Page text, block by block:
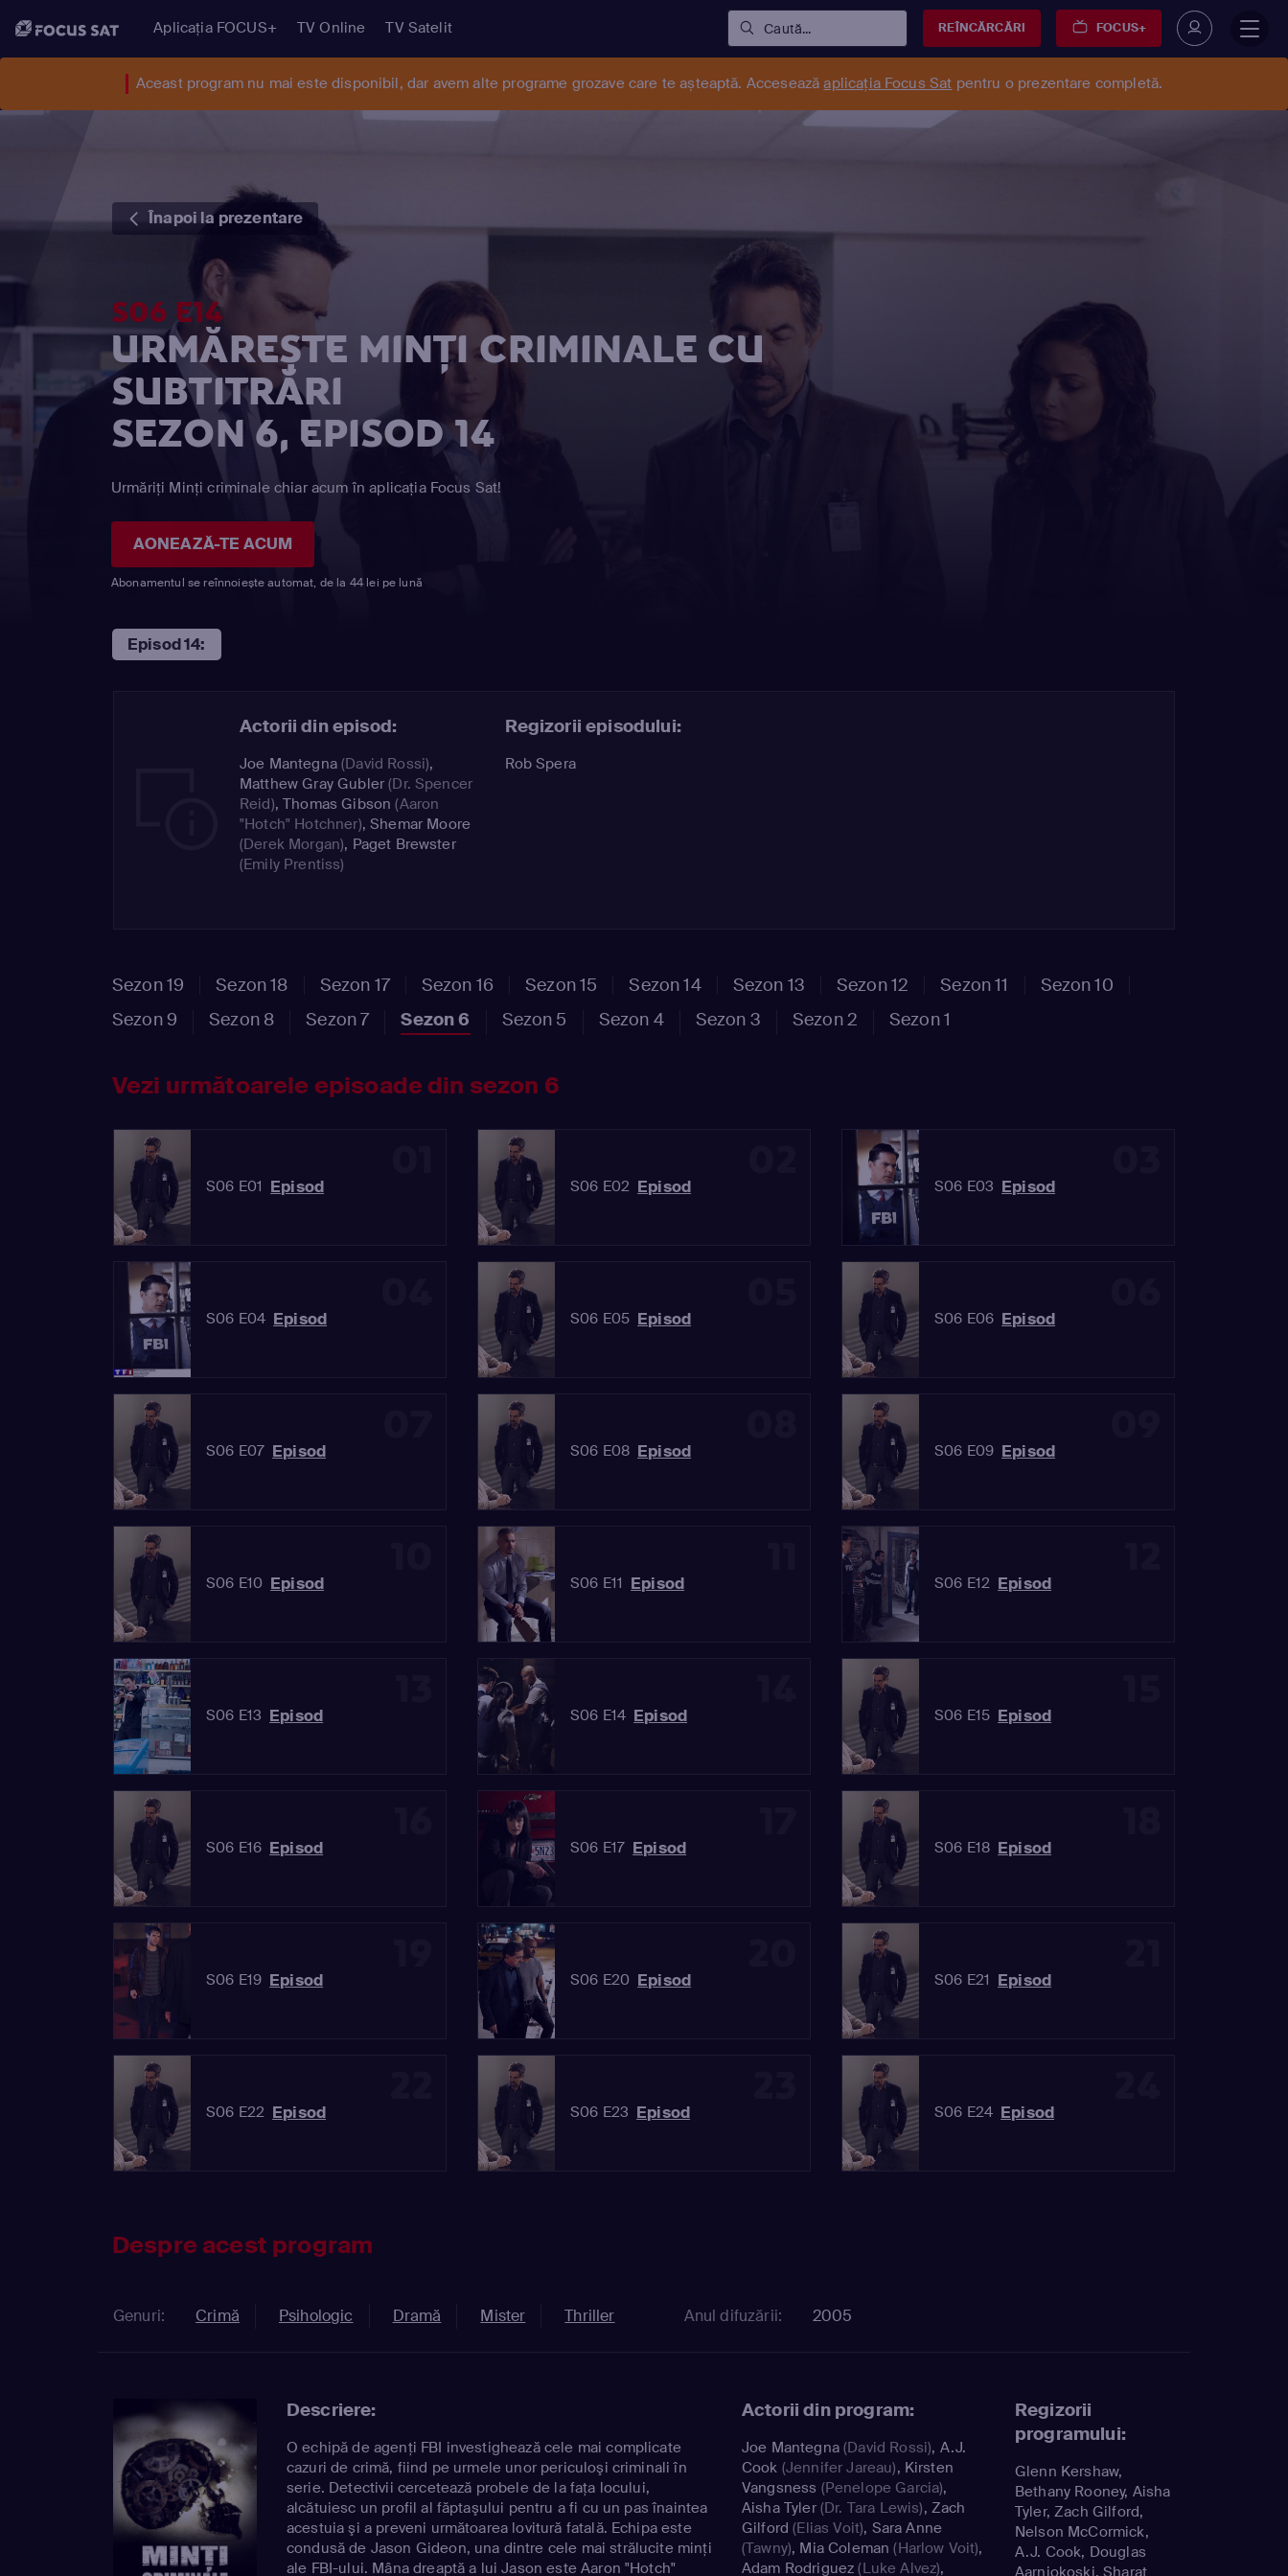
Aplicația FOCUS+ TV Online TV Satelit Caută... REÎNCĂRCĂRI FOCUS+
Aceast program nu mai este disponibil, dar avem alte programe grozave care te așteaptă. Acceseazăaplicația Focus Sat pentru o prezentare completă.
Înapoi la prezentare
S06 E14
URMĂREȘTE MINŢI CRIMINALE CU
SUBTITRĂRI
SEZON 6, EPISOD 14
Urmăriți Minţi criminale chiar acum în aplicația Focus Sat!
AONEAZĂ-TE ACUM
Abonamentul se reînnoiește automat, de la 44 lei pe lună
Episod 14:
Actorii din episod:
Joe Mantegna(David Rossi),
Matthew Gray Gubler (Dr. Spencer
Reid),Thomas Gibson (Aaron
"Hotch" Hotchner),Shemar Moore
(Derek Morgan), Paget Brewster
(Emily Prentiss)
Regizorii episodului:
Rob Spera
Sezon 19 Sezon 18 Sezon 17 Sezon 16 Sezon 15 Sezon 14 Sezon 13 Sezon 12 Sezon 11
Sezon 10
Sezon 9
Sezon 8 Sezon 7 Sezon 6 Sezon 5 Sezon 4 Sezon 3 Sezon 2 Sezon 1
Vezi următoarele episoade din sezon 6
S06 E01 Episod S06 E02 Episod S06 E03 Episod
S06 E04 Episod S06 E05 Episod S06 E06 Episod
S06 E07 Episod S06 E08 Episod S06 E09 Episod
S06 E10 Episod S06 E11 Episod S06 E12 Episod
S06 E13 Episod S06 E14 Episod S06 E15 Episod
S06 E16 Episod S06 E17 Episod S06 E18 Episod
S06 E19 Episod S06 E20 Episod S06 E21 Episod
S06 E22 Episod S06 E23 Episod S06 E24 Episod
Despre acest program
Genuri: Crimă Psihologic Dramă Mister Thriller Anul difuzării: 2005
Descriere:
O echipă de agenţi FBI investighează cele mai complicate
cazuri de crimă, fiind pe urmele unor periculoşi criminali în
serie. Detectivii cercetează probele de la faţa locului,
alcătuiesc un profil al făptaşului pentru a fi cu un pas înaintea
acestuia şi a preveni următoarea lovitură fatală. Echipa este
condusă de Jason Gideon, una dintre cele mai strălucite minţi
ale FBI-ului. Mâna dreaptă a lui Jason este Aaron "Hotch"
Actorii din program:
Joe Mantegna(David Rossi), A.J.
Cook (Jennifer Jareau), Kirsten
Vangsness (Penelope Garcia),
Aisha Tyler(Dr. Tara Lewis), Zach
Gilford (Elias Voit), Sara Anne
(Tawny), Mia Coleman (Harlow Voit),
Adam Rodriguez (Luke Alvez),
Regizorii
programului:
Glenn Kershaw,
Bethany Rooney, Aisha
Tyler, Zach Gilford,
Nelson McCormick,
A.J. Cook, Douglas
Aarniokoski, Sharat